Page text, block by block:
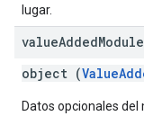
lugar.
valueAddedModule
object (
Datos opcionales